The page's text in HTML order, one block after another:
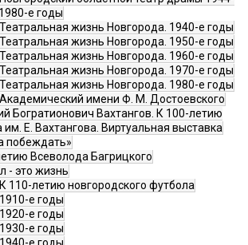
1980-е годы
Театральная жизнь Новгорода. 1940-е годы
Театральная жизнь Новгорода. 1950-е годы
Театральная жизнь Новгорода. 1960-е годы
Театральная жизнь Новгорода. 1970-е годы
Театральная жизнь Новгорода. 1980-е годы
Академический имени Ф. М. Достоевского
Богратионович Вахтангов. К 100-летию
им. Е. Вахтангова. Виртуальная выставка
побеждать»
Всеволода Багрицкого
- это жизнь
К 110-летию новгородского футбола
1910-е годы
1920-е годы
1930-е годы